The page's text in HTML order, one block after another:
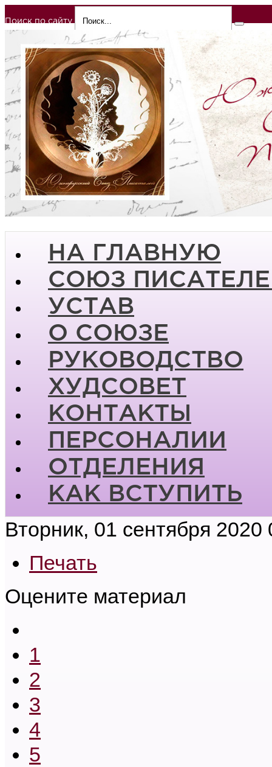
Поиск по сайту
НА ГЛАВНУЮ
СОЮЗ
УСТАВ
О СОЮЗЕ
РУКОВОДСТВО
ХУДСОВЕТ
КОНТАКТЫ
ПЕРСОНАЛИИ
ОТДЕЛЕНИЯ
КАК ВСТУПИТЬ
Вторник, 01 сентября 2020
Печать
Оцените материал
1
2
3
4
5